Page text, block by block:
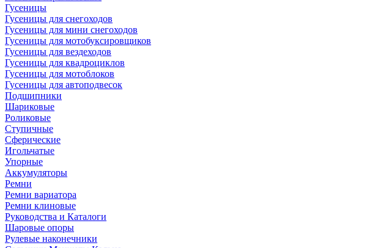
Гусеницы
Гусеницы для снегоходов
Гусеницы для мини снегоходов
Гусеницы для мотобуксировщиков
Гусеницы для вездеходов
Гусеницы для квадроциклов
Гусеницы для мотоблоков
Гусеницы для автоподвесок
Подшипники
Шариковые
Роликовые
Ступичные
Сферические
Игольчатые
Упорные
Аккумуляторы
Ремни
Ремни вариатора
Ремни клиновые
Руководства и Каталоги
Шаровые опоры
Рулевые наконечники